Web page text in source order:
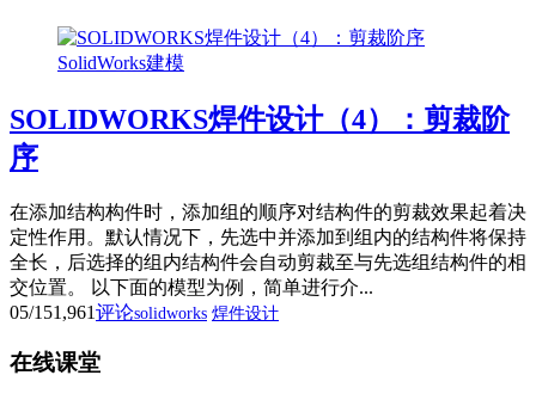
SolidWorks建模
SOLIDWORKS焊件设计（4）：剪裁阶
序
在添加结构构件时，添加组的顺序对结构件的剪裁效果起着决
定性作用。默认情况下，先选中并添加到组内的结构件将保持
全长，后选择的组内结构件会自动剪裁至与先选组结构件的相
交位置。 以下面的模型为例，简单进行介...
05/151,961评论solidworks 焊件设计
在线课堂